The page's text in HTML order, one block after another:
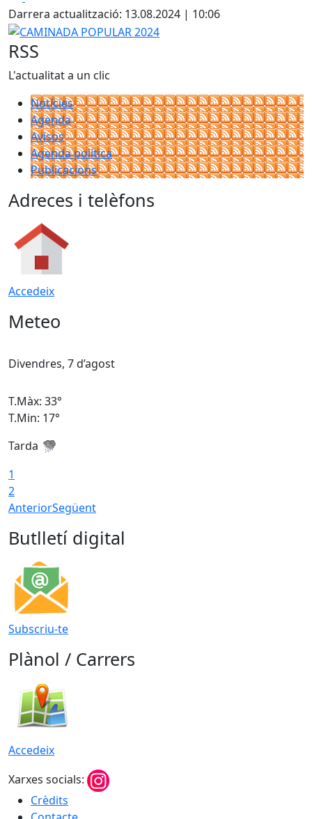
Darrera actualització: 13.08.2024 | 10:06
CAMINADA POPULAR 2024
RSS
L'actualitat a un clic
Notícies
Agenda
Avisos
Agenda política
Publicacions
Adreces i telèfons
Accedeix
Meteo
Divendres, 7 d’agost
T.Màx: 33°
T.Min: 17°
Tarda
1
2
AnteriorSegüent
Butlletí digital
Subscriu-te
Plànol / Carrers
Accedeix
Xarxes socials:
Crèdits